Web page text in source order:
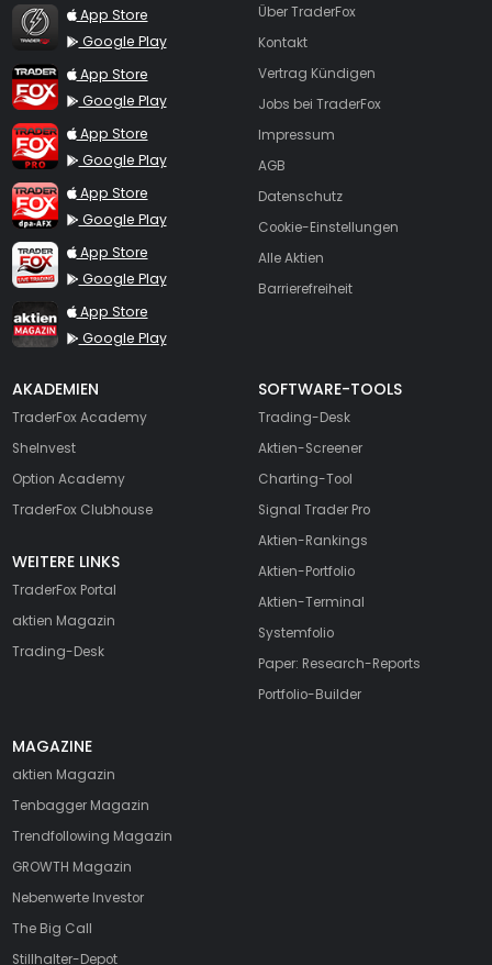
TraderFox Flash
App Store
Google Play
TraderFox App
App Store
Google Play
TraderFox Pro
App Store
Google Play
TraderFox dpa-AFX ProFeed
App Store
Google Play
TraderFox Live Trading
App Store
Google Play
TraderFox aktien Magazin
App Store
Google Play
Über TraderFox
Kontakt
Vertrag Kündigen
Jobs bei TraderFox
Impressum
AGB
Datenschutz
Cookie-Einstellungen
Alle Aktien
Barrierefreiheit
AKADEMIEN
TraderFox Academy
SheInvest
Option Academy
TraderFox Clubhouse
WEITERE LINKS
TraderFox Portal
aktien Magazin
Trading-Desk
SOFTWARE-TOOLS
Trading-Desk
Aktien-Screener
Charting-Tool
Signal Trader Pro
Aktien-Rankings
Aktien-Portfolio
Aktien-Terminal
Systemfolio
Paper: Research-Reports
Portfolio-Builder
MAGAZINE
aktien Magazin
Tenbagger Magazin
Trendfollowing Magazin
GROWTH Magazin
Nebenwerte Investor
The Big Call
Stillhalter-Depot